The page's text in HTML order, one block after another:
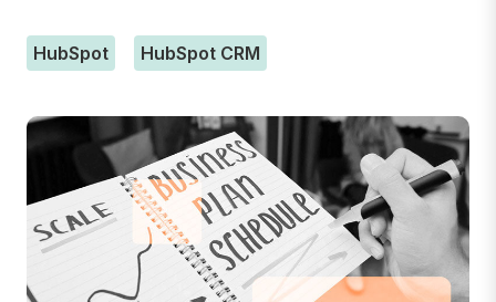
HubSpot HubSpot CRM